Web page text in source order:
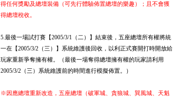
得任何獎勵及總壇裝備（可先行體驗佈置總壇的樂趣）；且不會獲
得總壇稅收。
5.最後一場試打賽【2005/3/1（二）】結束後，五座總壇所有權將統
一在【2005/3/2（三）】系統維護後回收，以利正式賽開打時開放給
玩家重新爭奪擁有權。（最後一場奪得總壇擁有權的玩家請利用
2005/3/2（三）系統維護前的時間進行模擬佈置。）
※因應總壇重新改造，五座總壇（破軍城、貪狼城、巽風城、天魁